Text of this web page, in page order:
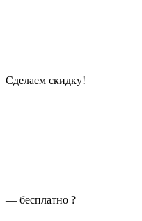
Сделаем скидку!
— бесплатно ?